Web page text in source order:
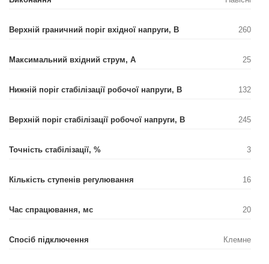
Верхній граничний поріг вхідної напруги, В 260
Максимальний вхідний струм, А 25
Нижній поріг стабілізації робочої напруги, В 132
Верхній поріг стабілізації робочої напруги, В 245
Точність стабілізації, % 3
Кількість ступенів регулювання 16
Час спрацювання, мс 20
Спосіб підключення Клемне